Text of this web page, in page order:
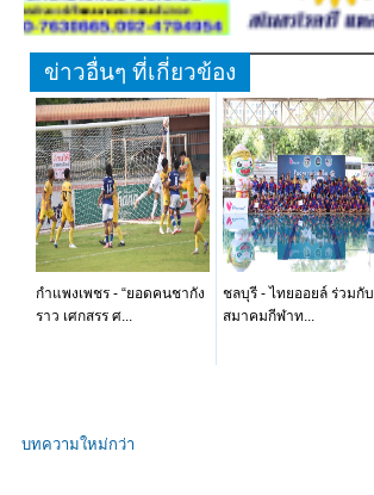
ข่าวอื่นๆ ที่เกี่ยวข้อง
กำแพงเพชร - “ยอดคนชากัง
ราว เศกสรร ศ...
ชลบุรี - ไทยออยล์ ร่วมกับ
สมาคมกีฬาท...
บทความใหม่กว่า